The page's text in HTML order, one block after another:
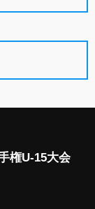
権U-15大会